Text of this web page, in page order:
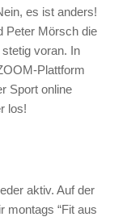
es ist anders!
Peter Mörsch die
voran. In
Plattform
Sport online
los!
aktiv. Auf der
montags “Fit aus